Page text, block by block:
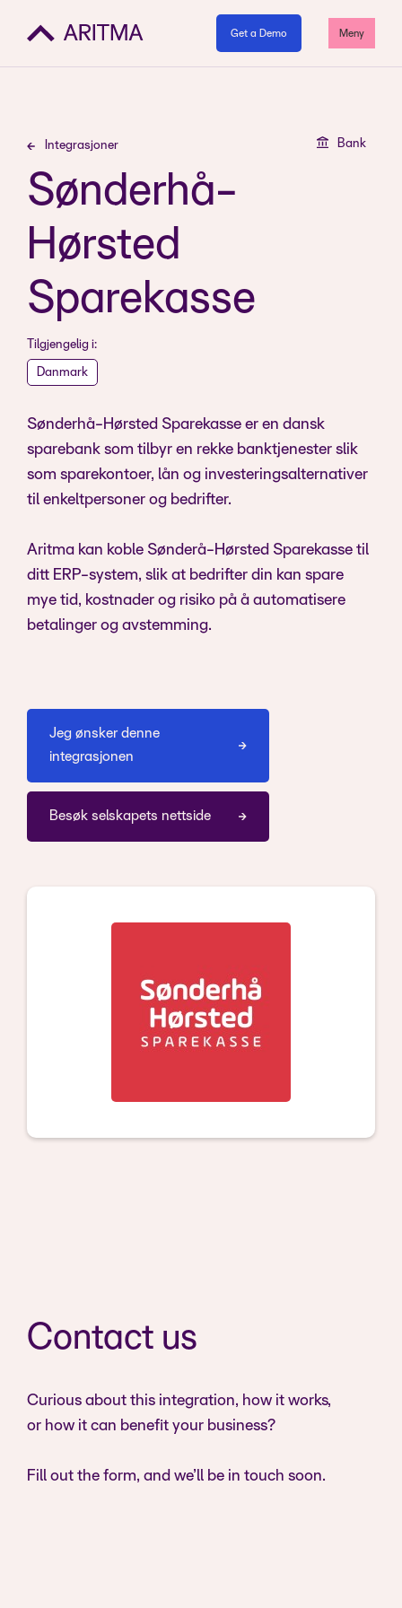
Get a Demo Meny
Integrasjoner Bank
Sønderhå-
Hørsted
Sparekasse
Tilgjengelig i:
Danmark
Sønderhå-Hørsted Sparekasse er en dansk
sparebank som tilbyr en rekke banktjenester slik
som sparekontoer, lån og investeringsalternativer
til enkeltpersoner og bedrifter.
Aritma kan koble Sønderå-Hørsted Sparekasse til
ditt ERP-system, slik at bedrifter din kan spare
mye tid, kostnader og risiko på å automatisere
betalinger og avstemming.
Jeg ønsker denne
integrasjonen
Besøk selskapets nettside
Contact us
Curious about this integration, how it works,
or how it can benefit your business?
Fill out the form, and we’ll be in touch soon.